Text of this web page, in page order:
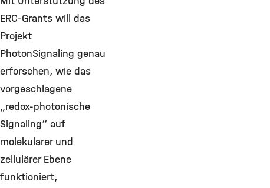
ERC-Grants will das
Projekt
PhotonSignaling genau
erforschen, wie das
vorgeschlagene
„redox-photonische
Signaling“ auf
molekularer und
zellulärer Ebene
funktioniert,